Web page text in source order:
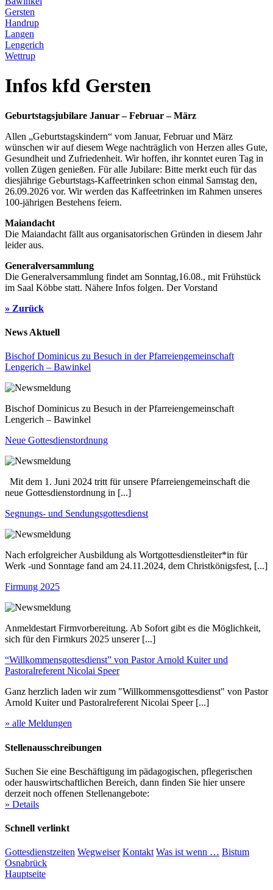
Gersten
Handrup
Langen
Lengerich
Wettrup
Infos kfd Gersten
Geburtstagsjubilare Januar – Februar – März
Allen „Geburtstagskindern“ vom Januar, Februar und März
wünschen wir auf diesem Wege nachträglich von Herzen alles Gute,
Gesundheit und Zufriedenheit. Wir hoffen, ihr konntet euren Tag in
vollen Zügen genießen. Für alle Jubilare: Bitte merkt euch für das
diesjährige Geburtstags-Kaffeetrinken schon einmal Samstag den,
26.09.2026 vor. Wir werden das Kaffeetrinken im Rahmen unseres
100-jährigen Bestehens feiern.
Maiandacht
Die Maiandacht fällt aus organisatorischen Gründen in diesem Jahr
leider aus.
Generalversammlung
Die Generalversammlung findet am Sonntag,16.08., mit Frühstück
im Saal Köbbe statt. Nähere Infos folgen. Der Vorstand
» Zurück
News Aktuell
Bischof Dominicus zu Besuch in der Pfarreiengemeinschaft
Lengerich – Bawinkel
Bischof Dominicus zu Besuch in der Pfarreiengemeinschaft
Lengerich – Bawinkel
Neue Gottesdienstordnung
Mit dem 1. Juni 2024 tritt für unsere Pfarreiengemeinschaft die
neue Gottesdienstordnung in [...]
Segnungs- und Sendungsgottesdienst
Nach erfolgreicher Ausbildung als Wortgottesdienstleiter*in für
Werk -und Sonntage fand am 24.11.2024, dem Christkönigsfest, [...]
Firmung 2025
Anmeldestart Firmvorbereitung. Ab Sofort gibt es die Möglichkeit,
sich für den Firmkurs 2025 unserer [...]
“Willkommensgottesdienst” von Pastor Arnold Kuiter und
Pastoralreferent Nicolai Speer
Ganz herzlich laden wir zum "Willkommensgottesdienst" von Pastor
Arnold Kuiter und Pastoralreferent Nicolai Speer [...]
» alle Meldungen
Stellenausschreibungen
Suchen Sie eine Beschäftigung im pädagogischen, pflegerischen
oder hauswirtschaftlichen Bereich, dann finden Sie hier unsere
derzeit noch offenen Stellenangebote:
» Details
Schnell verlinkt
Gottesdienstzeiten Wegweiser Kontakt Was ist wenn … Bistum
Osnabrück
Hauptseite